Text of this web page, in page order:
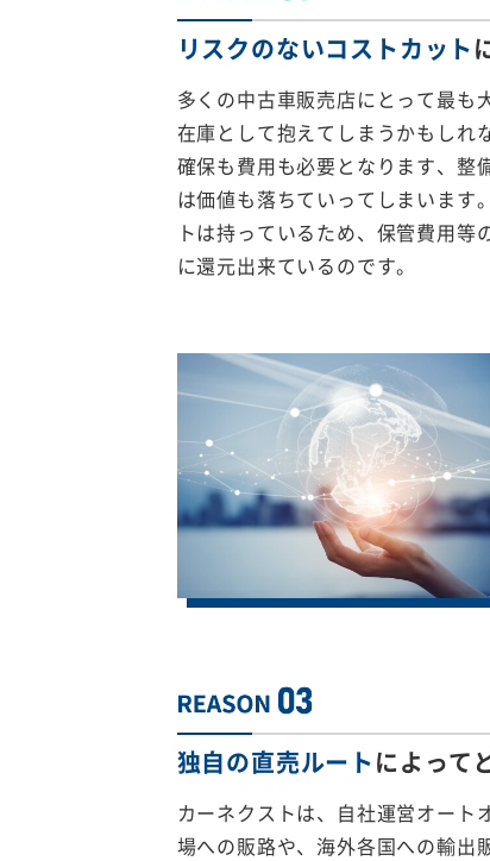
リスクのないコストカット
多くの中古車販売店にとって最も
在庫として抱えてしまうかもしれ
確保も費用も必要となります、整
は価値も落ちていってしまいます
トは持っているため、保管費用
に還元出来ているのです。
独自の直売ルートによって
カーネクストは、自社運営オート
場への販路や、海外各国への輸出